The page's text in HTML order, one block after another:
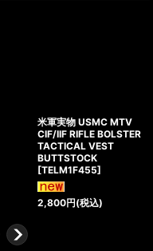
米軍実物 USMC MTV
CIF/IIF RIFLE BOLSTER
TACTICAL VEST
BUTTSTOCK
[TELM1F455]
2,800円(税込)